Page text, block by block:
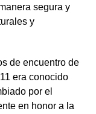
segura y
y
de encuentro de
era conocido
por el
en honor a la